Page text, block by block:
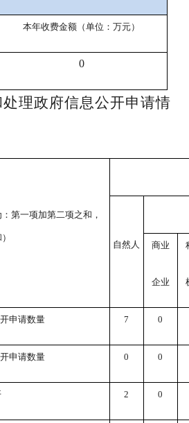
本年收费金额（单位：万元）
0
理政府信息公开申请情
第一项加第二项之和，
自然人 商业
企业
申请数量 7 0
申请数量 0 0
2 0